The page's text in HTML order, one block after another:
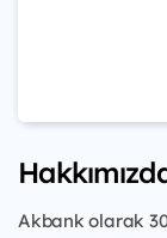
Akbank olarak